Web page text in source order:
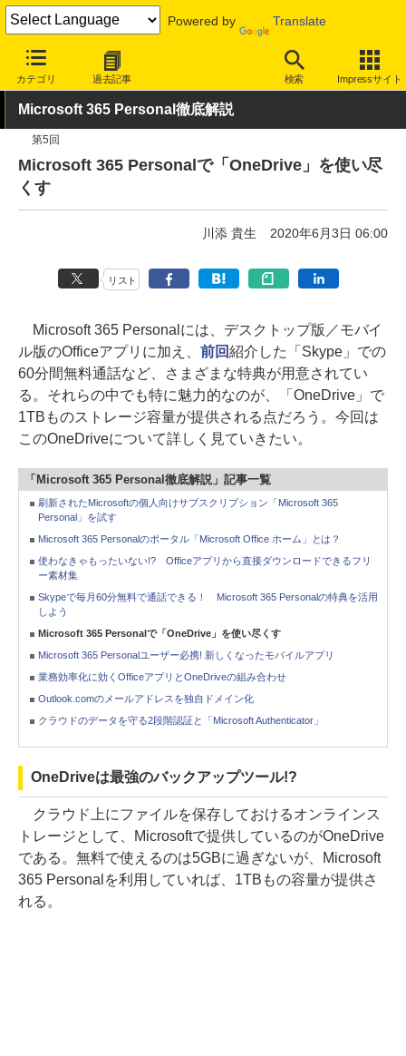
Powered by Translate
カテゴリ 過去記事 検索 Impressサイト
INTERNET Watch トピック Windows 7 サポート終了
Microsoft 365 Personal徹底解説
第5回
Microsoft 365 Personalで「OneDrive」を使い尽
くす
川添 貴生 2020年6月3日 06:00
リスト
Microsoft 365 Personalには、デスクトップ版／モバイ
ル版のOfficeアプリに加え、 前回紹介した「Skype」での
60分間無料通話など、さまざまな特典が用意されてい
る。それらの中でも特に魅力的なのが、「OneDrive」で
1TBものストレージ容量が提供される点だろう。今回は
このOneDriveについて詳しく見ていきたい。
「Microsoft 365 Personal徹底解説」記事一覧
刷新されたMicrosoftの個人向けサブスクリプション「Microsoft 365
Personal」を試す
Microsoft 365 Personalのポータル「Microsoft Office ホーム」とは？
使わなきゃもったいない!? Officeアプリから直接ダウンロードできるフリ
ー素材集
Skypeで毎月60分無料で通話できる！ Microsoft 365 Personalの特典を活用
しよう
Microsoft 365 Personalで「OneDrive」を使い尽くす
Microsoft 365 Personalユーザー必携! 新しくなったモバイルアプリ
業務効率化に効くOfficeアプリとOneDriveの組み合わせ
Outlook.comのメールアドレスを独自ドメイン化
クラウドのデータを守る2段階認証と「Microsoft Authenticator」
OneDriveは最強のバックアップツール!?
クラウド上にファイルを保存しておけるオンラインス
トレージとして、Microsoftで提供しているのがOneDrive
である。無料で使えるのは5GBに過ぎないが、Microsoft
365 Personalを利用していれば、1TBもの容量が提供さ
れる。